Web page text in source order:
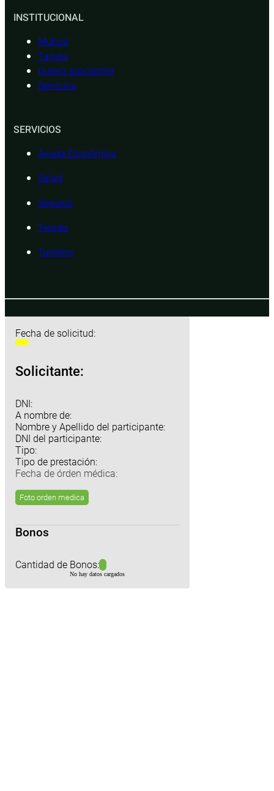
INSTITUCIONAL
Mutual
Tarjeta
Quiero asociarme
Servicios
SERVICIOS
Ayuda Económica
Salud
Seguros
Tienda
Turismo
Fecha de solicitud:
Solicitante:
DNI:
A nombre de:
Nombre y Apellido del participante:
DNI del participante:
Tipo:
Tipo de prestación:
Fecha de órden médica:
Foto orden medica
Bonos
Cantidad de Bonos:
No hay datos cargados